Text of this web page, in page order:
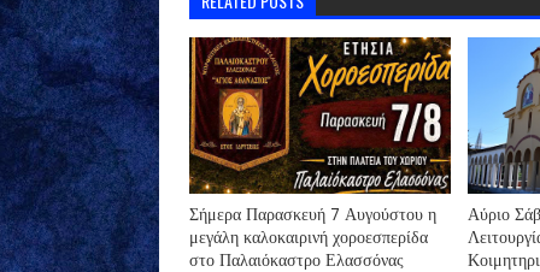
Σήμερα Παρασκευή 7 Αυγούστου η
μεγάλη καλοκαιρινή χοροεσπερίδα
στο Παλαιόκαστρο Ελασσόνας
Αύριο